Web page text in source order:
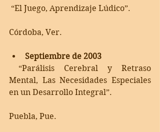
“El Juego, Aprendizaje Lúdico”.
Córdoba, Ver.
Septiembre de 2003
Mental, Las Necesidades Especiales
en un Desarrollo Integral”.
Puebla, Pue.